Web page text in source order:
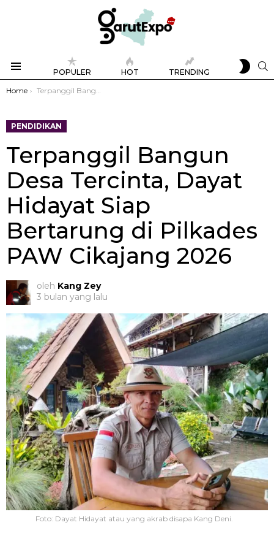
POPULER HOT TRENDING
SKIN
You are here:
Home Terpanggil Bangun Desa Tercinta, Dayat Hidayat Siap Bertarung di Pilkades PAW Cikajang 2026
PENDIDIKAN
Terpanggil Bangun
Desa Tercinta, Dayat
Hidayat Siap
Bertarung di Pilkades
PAW Cikajang 2026
oleh Kang Zey
3 bulan yang lalu
Foto: Dayat Hidayat atau yang akrab disapa Kang Deni.